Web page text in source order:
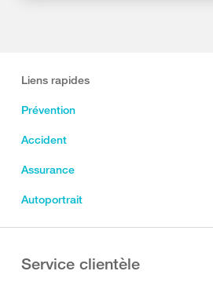
Liens rapides
Prévention
Accident
Assurance
Autoportrait
Service clientèle